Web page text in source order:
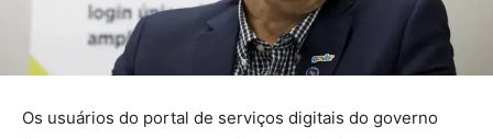
Os usuários do portal de serviços digitais do governo